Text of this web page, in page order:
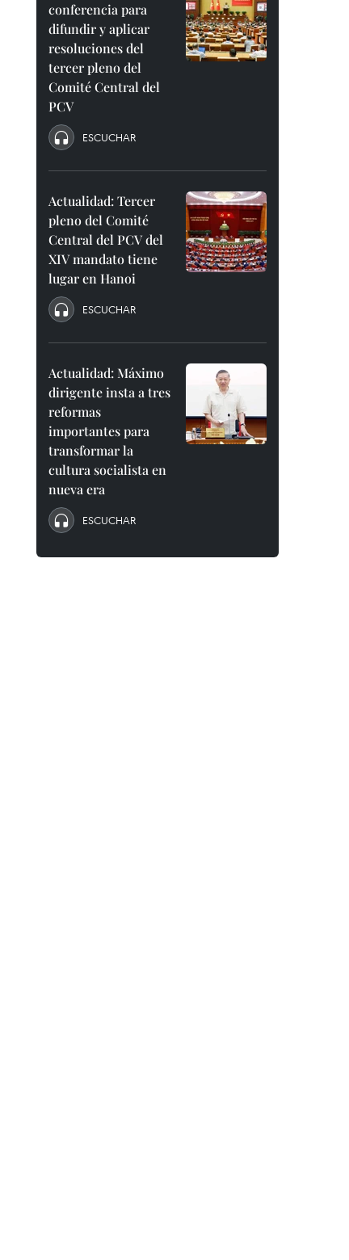
conferencia para
difundir y aplicar
resoluciones del
tercer pleno del
Comité Central del
PCV
ESCUCHAR
Actualidad: Tercer
pleno del Comité
Central del PCV del
XIV mandato tiene
lugar en Hanoi
ESCUCHAR
Actualidad: Máximo
dirigente insta a tres
reformas
importantes para
transformar la
cultura socialista en
nueva era
ESCUCHAR